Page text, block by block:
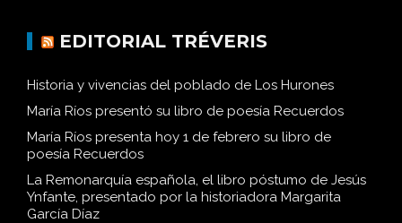
EDITORIAL TRÉVERIS
Historia y vivencias del poblado de Los Hurones
María Ríos presentó su libro de poesía Recuerdos
María Ríos presenta hoy 1 de febrero su libro de
poesía Recuerdos
La Remonarquía española, el libro póstumo de Jesús
Ynfante, presentado por la historiadora Margarita
García Díaz